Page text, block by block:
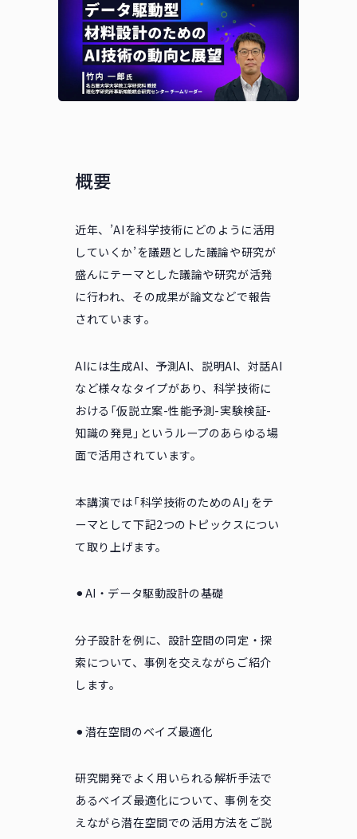
概要
近年、’AIを科学技術にどのように活用
していくか’を議題とした議論や研究が
盛んにテーマとした議論や研究が活発
に行われ、その成果が論文などで報告
されています。
AIには生成AI、予測AI、説明AI、対話AI
など様々なタイプがあり、科学技術に
おける「仮説立案-性能予測-実験検証-
知識の発見」というループのあらゆる場
面で活用されています。
本講演では「科学技術のためのAI」をテ
ーマとして下記2つのトピックスについ
て取り上げます。
⚫︎AI・データ駆動設計の基礎
分子設計を例に、設計空間の同定・探
索について、事例を交えながらご紹介
します。
⚫︎潜在空間のベイズ最適化
研究開発でよく用いられる解析手法で
あるベイズ最適化について、事例を交
えながら潜在空間での活用方法をご説